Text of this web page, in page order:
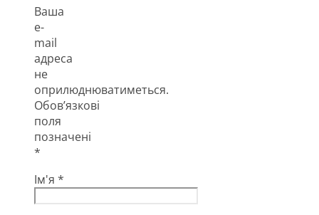
Ваша
e-
mail
адреса
не
оприлюднюватиметься.
Обов’язкові
поля
позначені
*
Ім'я *